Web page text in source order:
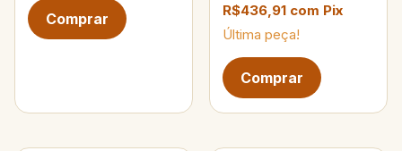
R$436,91 com Pix
Última peça!